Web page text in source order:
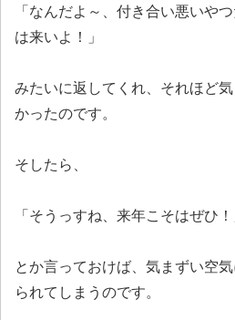
「なんだよ～、付き合い悪いや
は来いよ！」
みたいに返してくれ、それほど
かったのです。
そしたら、
「そうっすね、来年こそはぜひ！
とか言っておけば、気まずい空
られてしまうのです。